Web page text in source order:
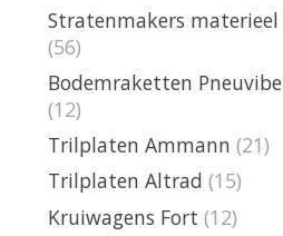
Stratenmakers materieel
(56)
Bodemraketten Pneuvibe
(12)
Trilplaten Ammann (21)
Trilplaten Altrad (15)
Kruiwagens Fort (12)